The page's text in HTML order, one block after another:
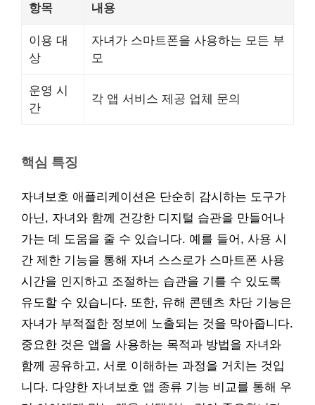
항목 내용
이용 대
상
자녀가 스마트폰을 사용하는 모든 부
모
운영 시
간
각 앱 서비스 제공 업체 문의
핵심 특징
자녀보호 애플리케이션은 단순히 감시하는 도구가
아닌, 자녀와 함께 건강한 디지털 습관을 만들어나
가는 데 도움을 줄 수 있습니다. 예를 들어, 사용 시
간 제한 기능을 통해 자녀 스스로가 스마트폰 사용
시간을 인지하고 조절하는 습관을 기를 수 있도록
유도할 수 있습니다. 또한, 유해 콘텐츠 차단 기능은
자녀가 부적절한 정보에 노출되는 것을 막아줍니다.
중요한 것은 앱을 사용하는 목적과 방법을 자녀와
함께 공유하고, 서로 이해하는 과정을 거치는 것입
니다. 다양한 자녀보호 앱 종류 기능 비교를 통해 우